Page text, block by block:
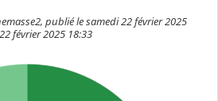
publié le samedi 22 février 2025
février 2025 18:33